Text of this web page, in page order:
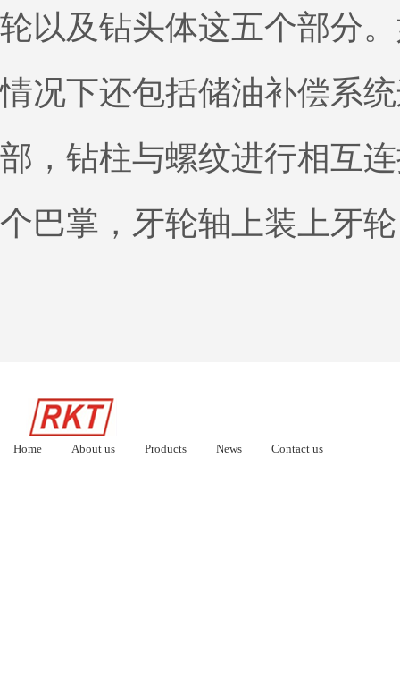
轮以及钻头体这五个部分
情况下还包括储油补偿系
部，钻柱与螺纹进行相互
个巴掌，牙轮轴上装上牙
Home About us Products News Contact us